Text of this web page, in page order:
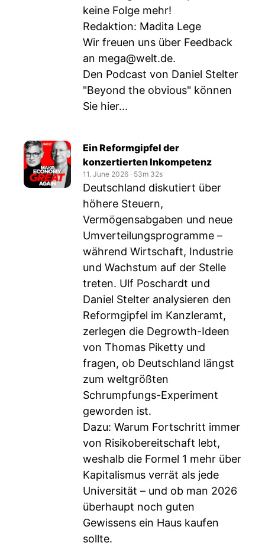
keine Folge mehr!
Redaktion: Madita Lege
Wir freuen uns über Feedback
an mega@welt.de.
Den Podcast von Daniel Stelter
"Beyond the obvious" können
Sie hier...
Ein Reformgipfel der
konzertierten Inkompetenz
11. June 2026 ‧ 53m 32s
Deutschland diskutiert über
höhere Steuern,
Vermögensabgaben und neue
Umverteilungsprogramme –
während Wirtschaft, Industrie
und Wachstum auf der Stelle
treten. Ulf Poschardt und
Daniel Stelter analysieren den
Reformgipfel im Kanzleramt,
zerlegen die Degrowth-Ideen
von Thomas Piketty und
fragen, ob Deutschland längst
zum weltgrößten
Schrumpfungs-Experiment
geworden ist.
Dazu: Warum Fortschritt immer
von Risikobereitschaft lebt,
weshalb die Formel 1 mehr über
Kapitalismus verrät als jede
Universität – und ob man 2026
überhaupt noch guten
Gewissens ein Haus kaufen
sollte.